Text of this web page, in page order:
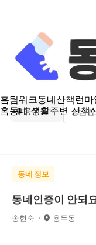
홈팀워크동네산책런마
홈동네 생활주변 산책
용두동
동네 정보
동네인증이 안되
송현숙 용두동